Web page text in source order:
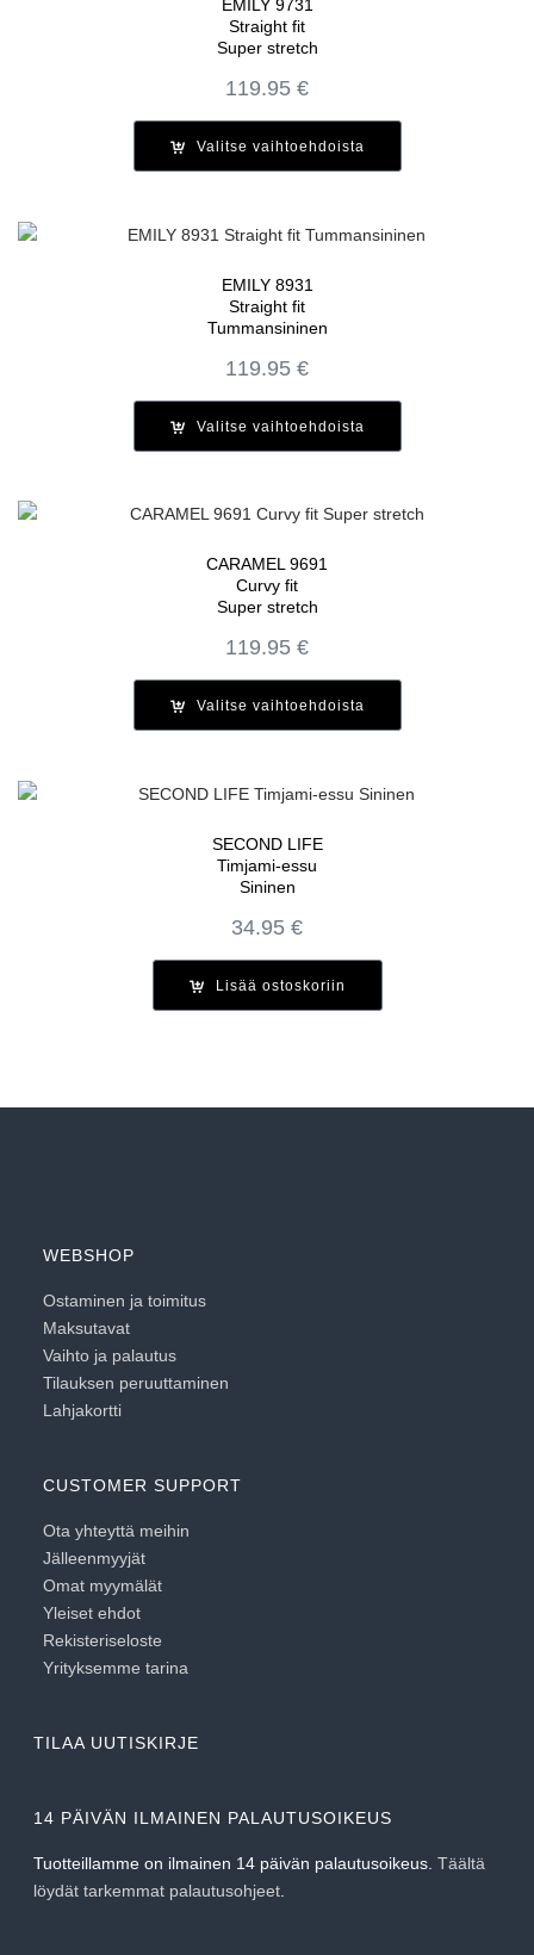
EMILY 9731
Straight fit
Super stretch
119.95 €
Valitse vaihtoehdoista
EMILY 8931
Straight fit
Tummansininen
119.95 €
Valitse vaihtoehdoista
CARAMEL 9691
Curvy fit
Super stretch
119.95 €
Valitse vaihtoehdoista
SECOND LIFE
Timjami-essu
Sininen
34.95 €
Lisää ostoskoriin
WEBSHOP
Ostaminen ja toimitus
Maksutavat
Vaihto ja palautus
Tilauksen peruuttaminen
Lahjakortti
CUSTOMER SUPPORT
Ota yhteyttä meihin
Jälleenmyyjät
Omat myymälät
Yleiset ehdot
Rekisteriseloste
Yrityksemme tarina
TILAA UUTISKIRJE
14 PÄIVÄN ILMAINEN PALAUTUSOIKEUS
Tuotteillamme on ilmainen 14 päivän palautusoikeus.Täältä
löydät tarkemmat palautusohjeet